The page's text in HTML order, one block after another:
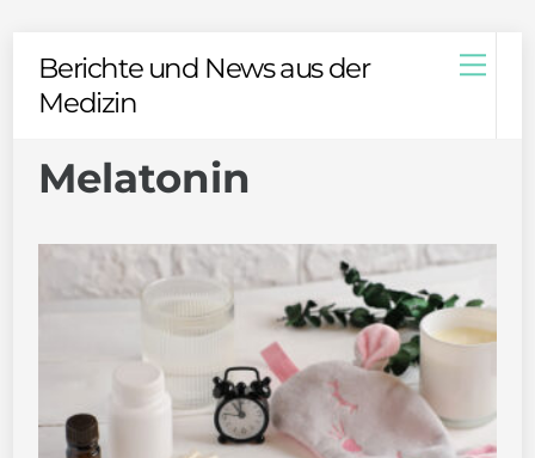
Berichte und News aus der
Medizin
Melatonin